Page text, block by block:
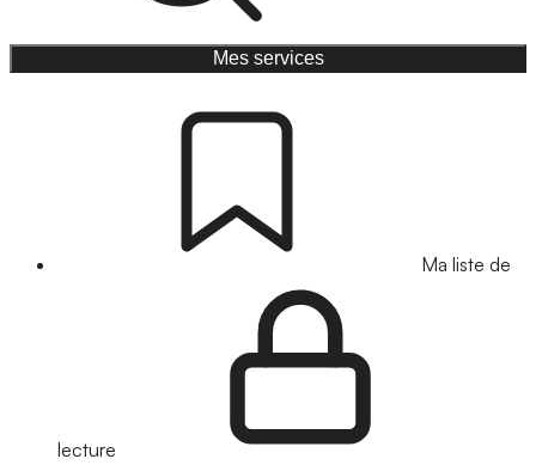
Mes services
Ma liste de
lecture